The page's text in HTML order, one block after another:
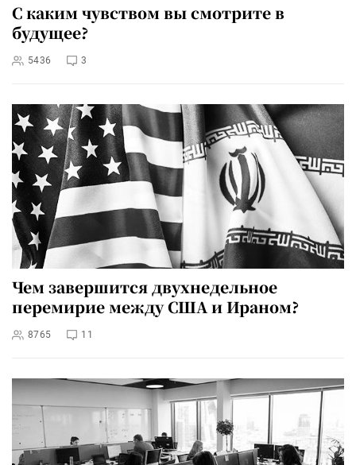
С каким чувством вы смотрите в
будущее?
5436 3
Чем завершится двухнедельное
перемирие между США и Ираном?
8765 11